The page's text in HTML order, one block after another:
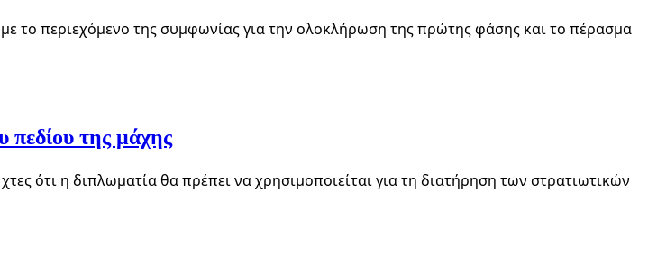
το περιεχόμενο της συμφωνίας για την ολοκλήρωση της πρώτης φάσης και το πέρασμα
πεδίου της μάχης
ότι η διπλωματία θα πρέπει να χρησιμοποιείται για τη διατήρηση των στρατιωτικών